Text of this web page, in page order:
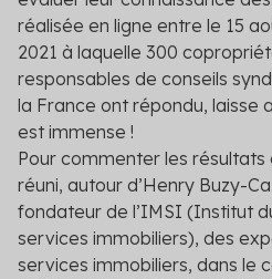
réalisée en ligne entre le 15
2021 à laquelle 300
responsables de conseils
la France ont répondu, laisse
est immense !
Pour commenter les
réuni, autour d’Henry Buzy-
fondateur de l’IMSI (Institut
services immobiliers), des
services immobiliers, dans le